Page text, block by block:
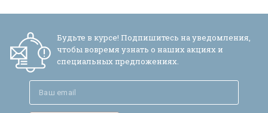
Будьте в курсе! Подпишитесь на уведомления,
чтобы вовремя узнать о наших акциях и
специальных предложениях.